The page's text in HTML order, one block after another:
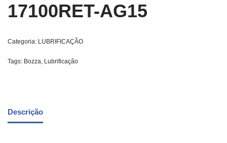
17100RET-AG15
Categoria: LUBRIFICAÇÃO
Tags: Bozza, Lubrificação
Descrição